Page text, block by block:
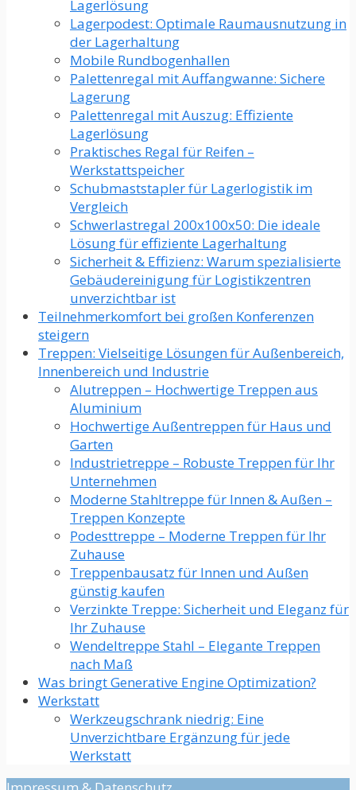
Lagerlösung
Lagerpodest: Optimale Raumausnutzung in
der Lagerhaltung
Mobile Rundbogenhallen
Palettenregal mit Auffangwanne: Sichere
Lagerung
Palettenregal mit Auszug: Effiziente
Lagerlösung
Praktisches Regal für Reifen –
Werkstattspeicher
Schubmaststapler für Lagerlogistik im
Vergleich
Schwerlastregal 200x100x50: Die ideale
Lösung für effiziente Lagerhaltung
Sicherheit & Effizienz: Warum spezialisierte
Gebäudereinigung für Logistikzentren
unverzichtbar ist
Teilnehmerkomfort bei großen Konferenzen
steigern
Treppen: Vielseitige Lösungen für Außenbereich,
Innenbereich und Industrie
Alutreppen – Hochwertige Treppen aus
Aluminium
Hochwertige Außentreppen für Haus und
Garten
Industrietreppe – Robuste Treppen für Ihr
Unternehmen
Moderne Stahltreppe für Innen & Außen –
Treppen Konzepte
Podesttreppe – Moderne Treppen für Ihr
Zuhause
Treppenbausatz für Innen und Außen
günstig kaufen
Verzinkte Treppe: Sicherheit und Eleganz für
Ihr Zuhause
Wendeltreppe Stahl – Elegante Treppen
nach Maß
Was bringt Generative Engine Optimization?
Werkstatt
Werkzeugschrank niedrig: Eine
Unverzichtbare Ergänzung für jede
Werkstatt​